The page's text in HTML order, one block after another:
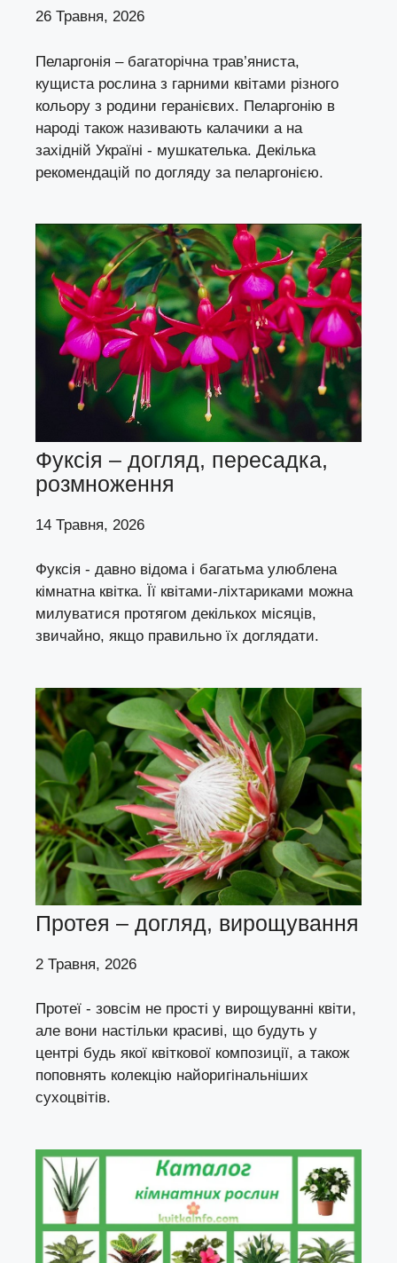
26 Травня, 2026
Пеларгонія – багаторічна трав’яниста,
кущиста рослина з гарними квітами різного
кольору з родини геранієвих. Пеларгонію в
народі також називають калачики а на
західній Україні - мушкателька. Декілька
рекомендацій по догляду за пеларгонією.
Фуксія – догляд, пересадка,
розмноження
14 Травня, 2026
Фуксія - давно відома і багатьма улюблена
кімнатна квітка. Її квітами-ліхтариками можна
милуватися протягом декількох місяців,
звичайно, якщо правильно їх доглядати.
Протея – догляд, вирощування
2 Травня, 2026
Протеї - зовсім не прості у вирощуванні квіти,
але вони настільки красиві, що будуть у
центрі будь якої квіткової композиції, а також
поповнять колекцію найоригінальніших
сухоцвітів.